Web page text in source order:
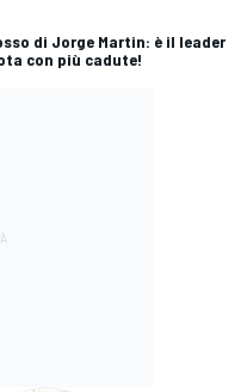
di Jorge Martin: è il leader
con più cadute!